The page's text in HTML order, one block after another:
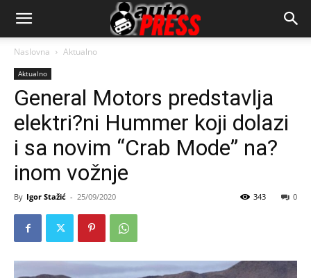
AutopressHR
Naslovna Aktualno
Aktualno
General Motors predstavlja
elektri?ni Hummer koji dolazi
i sa novim “Crab Mode” na?
inom vožnje
By Igor Stažić - 25/09/2020 0
343